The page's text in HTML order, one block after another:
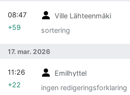
Ville Lähteenmäki
sortering
08:47
+59
17. mar. 2026
Emilhyttel
ingen redigeringsforklaring
11:26
+22